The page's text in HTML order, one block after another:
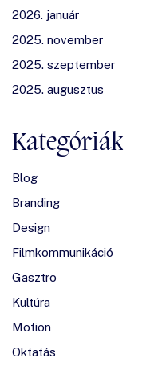
2026. január
2025. november
2025. szeptember
2025. augusztus
Kategóriák
Blog
Branding
Design
Filmkommunikáció
Gasztro
Kultúra
Motion
Oktatás